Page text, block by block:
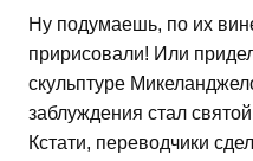
Ну подумаешь, по их
пририсовали! Или
скульптуре
заблуждения стал
Кстати, переводчики